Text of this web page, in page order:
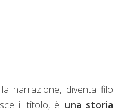
narrazione, diventa filo
il titolo, è una storia